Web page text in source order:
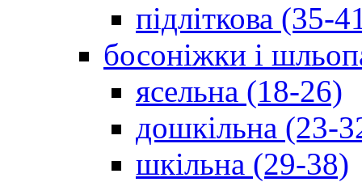
підліткова (35-
босоніжки і
ясельна (18-26)
дошкільна (23-
шкільна (29-38)